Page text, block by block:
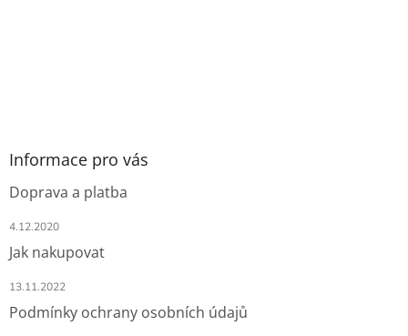
Informace pro vás
Doprava a platba
4.12.2020
Jak nakupovat
13.11.2022
Podmínky ochrany osobních údajů